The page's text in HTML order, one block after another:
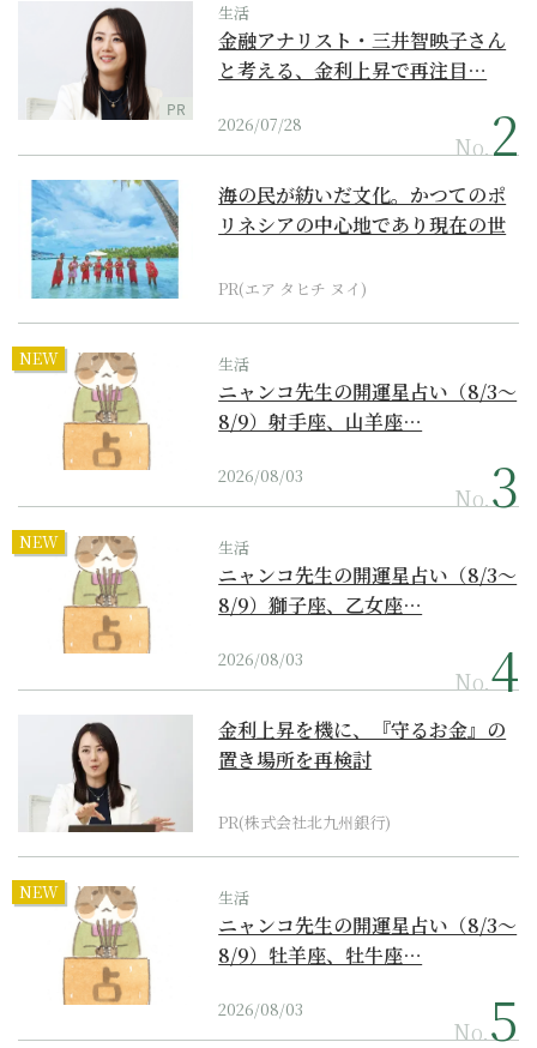
PR
生活
金融アナリスト・三井智映子さん
と考える、金利上昇で再注目…
2026/07/28
No.
海の民が紡いだ文化。かつてのポ
リネシアの中心地であり現在の世
PR(エア タヒチ ヌイ)
NEW 生活
ニャンコ先生の開運星占い（8/3～
8/9）射手座、山羊座…
2026/08/03
No.
NEW 生活
ニャンコ先生の開運星占い（8/3～
8/9）獅子座、乙女座…
2026/08/03
No.
金利上昇を機に、『守るお金』の
置き場所を再検討
PR(株式会社北九州銀行)
NEW 生活
ニャンコ先生の開運星占い（8/3～
8/9）牡羊座、牡牛座…
2026/08/03
No.